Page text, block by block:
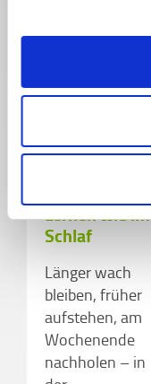
Lernen wie im
Schlaf
Länger wach
bleiben, früher
aufstehen, am
Wochenende
nachholen – in